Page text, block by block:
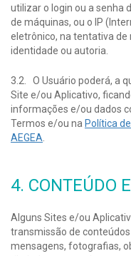
utilizar o login ou a senha
de máquinas, ou o IP
eletrônico, na tentativa
identidade ou autoria.
3.2. O Usuário poderá, a
Site e/ou Aplicativo,
informações e/ou dados
Termos e/ou na Política
AEGEA
4. CONTEÚDO
Alguns Sites e/ou
transmissão de
mensagens, fotografias,